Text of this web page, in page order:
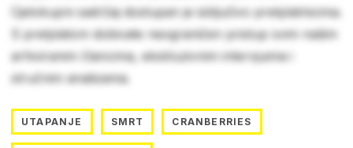
Cjelokupni sadržaj dostupan je isključivo pretplatnicima.
S pretplatom dobivate neograničen pristup svim našim
arhiviranim člancima, ekskluzivnim intervjuima i
stručnim analizama.
UTAPANJE SMRT CRANBERRIES